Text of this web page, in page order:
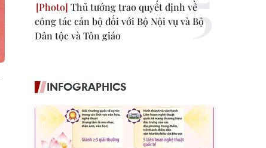
Thủ tướng trao quyết định về
công tác cán bộ đối với Bộ Nội vụ và Bộ
Dân tộc và Tôn giáo
INFOGRAPHICS